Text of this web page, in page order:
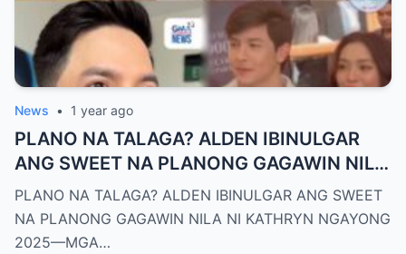
News • 1 year ago
PLANO NA TALAGA? ALDEN IBINULGAR
ANG SWEET NA PLANONG GAGAWIN NILA
NI KATHRYN NGAYONG 2025—MGA
TAGA-SUBAYBAY, KINILIG NG TODO!
PLANO NA TALAGA? ALDEN IBINULGAR ANG SWEET
NA PLANONG GAGAWIN NILA NI KATHRYN NGAYONG
2025—MGA…